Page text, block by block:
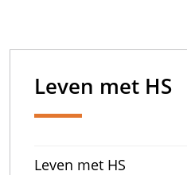
Leven met HS
Leven met HS